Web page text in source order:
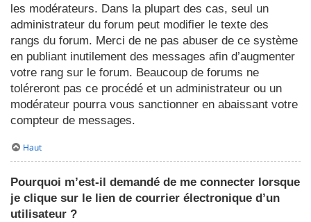
les modérateurs. Dans la plupart des cas, seul un
administrateur du forum peut modifier le texte des
rangs du forum. Merci de ne pas abuser de ce système
en publiant inutilement des messages afin d’augmenter
votre rang sur le forum. Beaucoup de forums ne
toléreront pas ce procédé et un administrateur ou un
modérateur pourra vous sanctionner en abaissant votre
compteur de messages.
Haut
Pourquoi m’est-il demandé de me connecter lorsque
je clique sur le lien de courrier électronique d’un
utilisateur ?